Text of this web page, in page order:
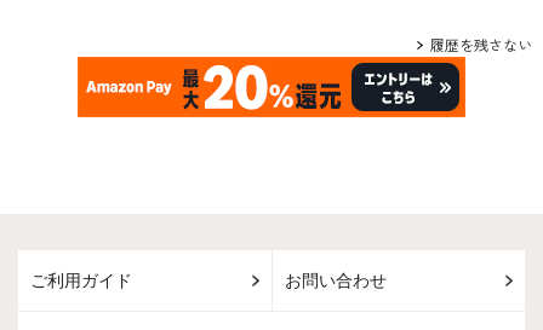
履歴を残さない
ご利用ガイド お問い合わせ